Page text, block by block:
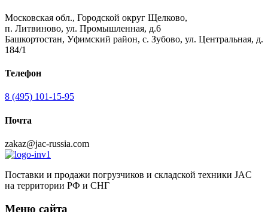
Московская обл., Городской округ Щелково,
п. Литвиново, ул. Промышленная, д.6
Башкортостан, Уфимский район, с. Зубово, ул. Центральная, д.
184/1
Телефон
8 (495) 101-15-95
Почта
zakaz@jac-russia.com
Поставки и продажи погрузчиков и складской техники JAC
на территории РФ и СНГ
Меню сайта